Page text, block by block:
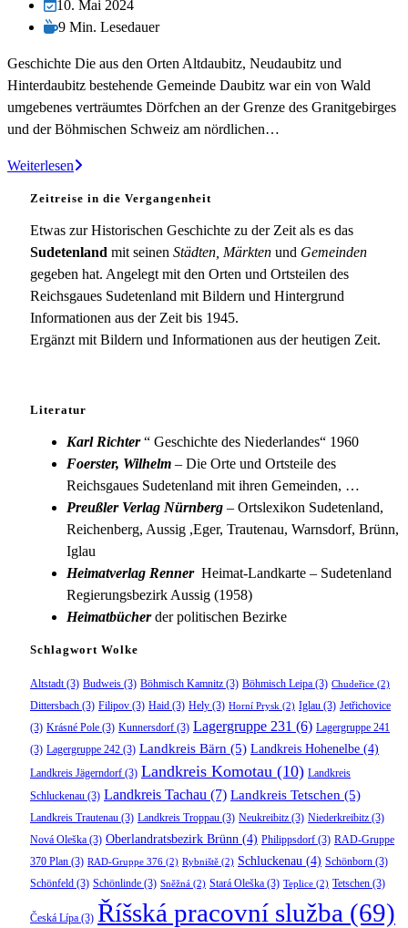
Kategorie:
Beitrag
zuletzt
am:
10. Mai 2024
Lesedauer:
9 Min. Lesedauer
Geschichte Die aus den Orten Altdaubitz, Neudaubitz und
Hinterdaubitz bestehende Gemeinde Daubitz war ein von Wald
umgebenes verträumtes Dörfchen an der Grenze des Granitgebirges
und der Böhmischen Schweiz am nördlichen…
WeiterlesenDaubitz
Zeitreise in die Vergangenheit
Etwas zur Historischen Geschichte zu der Zeit als es das
Sudetenland mit seinen Städten, Märkten und Gemeinden
gegeben hat. Angelegt mit den Orten und Ortsteilen des
Reichsgaues Sudetenland mit Bildern und Hintergrund
Informationen aus der Zeit bis 1945.
Ergänzt mit Bildern und Informationen aus der heutigen Zeit.
Literatur
Karl Richter“ Geschichte des Niederlandes“ 1960
Foerster, Wilhelm – Die Orte und Ortsteile des
Reichsgaues Sudetenland mit ihren Gemeinden, …
Preußler Verlag Nürnberg – Ortslexikon Sudetenland,
Reichenberg, Aussig ,Eger, Trautenau, Warnsdorf, Brünn,
Iglau
Heimatverlag Renner Heimat-Landkarte – Sudetenland
Regierungsbezirk Aussig (1958)
Heimatbücherder politischen Bezirke
Schlagwort Wolke
Altstadt (3) Budweis (3) Böhmisch Kamnitz (3) Böhmisch Leipa (3) Chudeřice (2)
Dittersbach (3) Filipov (3) Haid (3) Hely (3) Horní Prysk (2) Iglau (3) Jetřichovice
(3) Krásné Pole (3) Kunnersdorf (3) Lagergruppe 231 (6) Lagergruppe 241
(3) Lagergruppe 242 (3) Landkreis Bärn (5) Landkreis Hohenelbe (4)
Landkreis Jägerndorf (3) Landkreis Komotau (10) Landkreis
Schluckenau (3) Landkreis Tachau (7) Landkreis Tetschen (5)
Landkreis Trautenau (3) Landkreis Troppau (3) Neukreibitz (3) Niederkreibitz (3)
Nová Oleška (3) Oberlandratsbezirk Brünn (4) Philippsdorf (3) RAD-Gruppe
370 Plan (3) RAD-Gruppe 376 (2) Rybniště (2) Schluckenau (4) Schönborn (3)
Schönfeld (3) Schönlinde (3) Sněžná (2) Stará Oleška (3) Teplice (2) Tetschen (3)
Česká Lípa (3) Říšská pracovní služba (69)